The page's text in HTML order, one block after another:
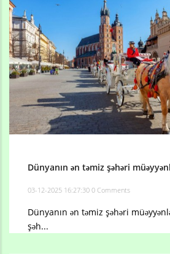
Dünyanın ən təmiz şəhəri
03-12-2025 16:27:30 0 Comments
Dünyanın ən təmiz şəhəri
şəh...